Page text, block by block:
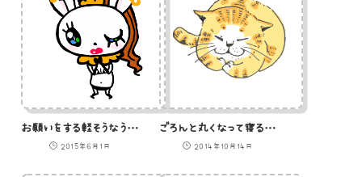
お願いをする軽そうなうさぎのイラスト
2015年6月1日
ごろんと丸くなって寝る猫のイラスト
2014年10月14日